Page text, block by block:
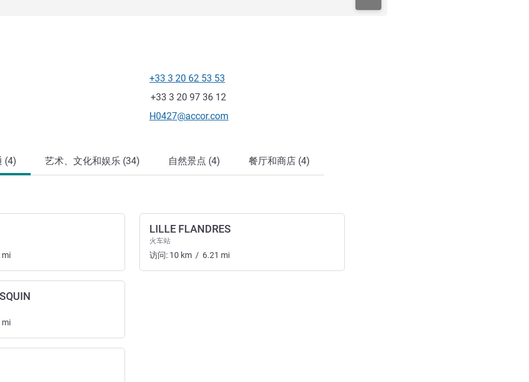
电话
+33 3 20 62 53 53
传真
+33 3 20 97 36 12
联系电子邮件
H0427@accor.com
(4) 艺术、文化和娱乐 (34) 自然景点 (4) 餐厅和商店 (4)
mi
mi
LILLE FLANDRES
火车站
访问: 10 km / 6.21 mi